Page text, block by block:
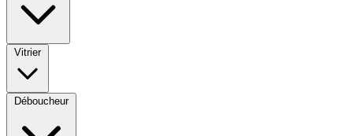
Vitrier
Déboucheur